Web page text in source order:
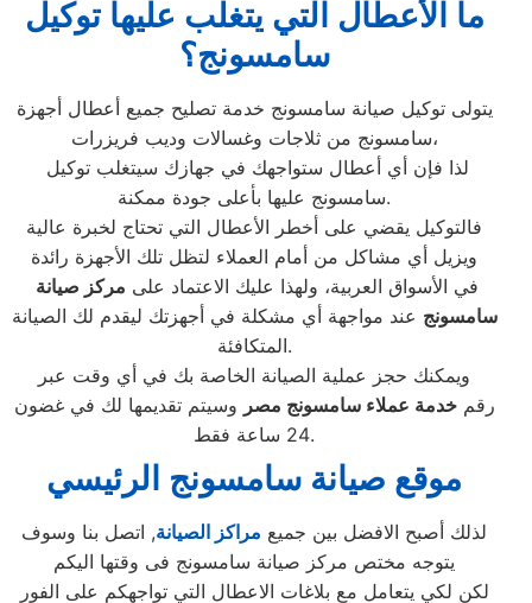
ما الأعطال التي يتغلب عليها توكيل
سامسونج؟
يتولى توكيل صيانة سامسونج خدمة تصليح جميع أعطال أجهزة
سامسونج من ثلاجات وغسالات وديب فريزرات،
سامسونج عليها بأعلى جودة ممكنة.
فالتوكيل يقضي على أخطر الأعطال التي تحتاج لخبرة عالية
ويزيل أي مشاكل من أمام العملاء لتظل تلك الأجهزة رائدة
في الأسواق العربية، ولهذا عليك الاعتماد على مركز صيانة
سامسونج عند مواجهة أي مشكلة في أجهزتك ليقدم لك الصيانة
المتكافئة.
ويمكنك حجز عملية الصيانة الخاصة بك في أي وقت عبر
رقمخدمة عملاءسامسونج مصر وسيتم تقديمها لك في غضون
24 ساعة فقط.
موقع صيانة سامسونج الرئيسي
لذلك أصبح الافضل بين جميع مراكز الصيانة, اتصل بنا وسوف
يتوجه مختص مركز صيانة سامسونج فى وقتها اليكم
لكن لكي يتعامل مع بلاغات الاعطال التي تواجهكم على الفور